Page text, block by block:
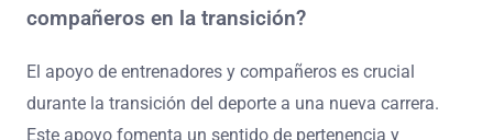
compañeros en la transición?
El apoyo de entrenadores y compañeros es crucial
durante la transición del deporte a una nueva carrera.
Este apoyo fomenta un sentido de pertenencia y